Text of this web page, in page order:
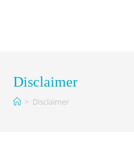
Disclaimer
> Disclaimer